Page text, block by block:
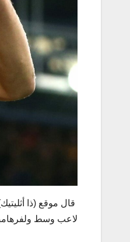
قال موقع (ذا
لاعب وسط